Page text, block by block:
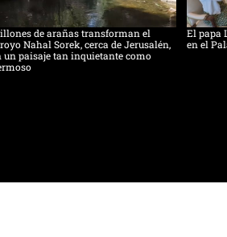
de arañas transforman el
Nahal Sorek, cerca de Jerusalén,
un paisaje tan inquietante como
El papa
en el